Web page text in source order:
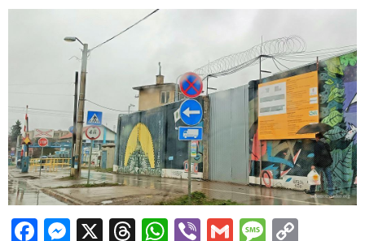
Facebook
Messenger
X Threads
WhatsApp
ViberGmail